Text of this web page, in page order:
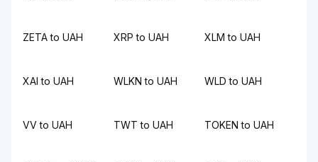
ZETA to UAH XRP to UAH XLM to UAH
XAI to UAH WLKN to UAH WLD to UAH
VV to UAH TWT to UAH TOKEN to UAH